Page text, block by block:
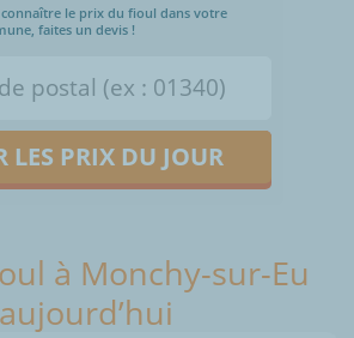
le prix du fioul dans votre
faites un devis !
LES PRIX DU JOUR
à Monchy-sur-Eu
aujourd’hui